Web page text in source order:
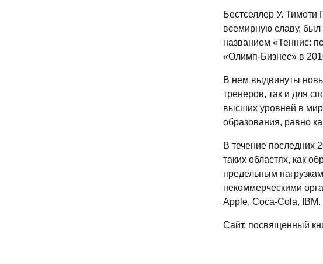
Бестселлер У. Тимоти
всемирную славу, был
названием «Теннис:
«Олимп-Бизнес» в
В нем выдвинуты
тренеров, так и для
высших уровней в
образования, равно
В течение последних
таких областях, как
предельным
некоммерческими
Apple, Coca-Cola, IBM.
Сайт, посвященный